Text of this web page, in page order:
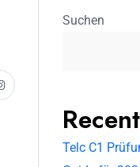
Suchen
Telc C1